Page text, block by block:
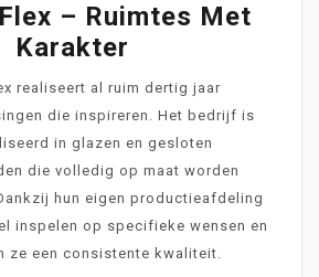
– Ruimtes Met
Karakter
realiseert al ruim dertig jaar
die inspireren. Het bedrijf is
in glazen en gesloten
die volledig op maat worden
hun eigen productieafdeling
inspelen op specifieke wensen en
ze een consistente kwaliteit.